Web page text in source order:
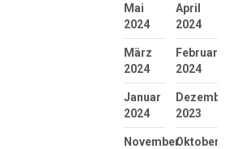
Mai
2024
April
2024
März
2024
Februar
2024
Januar
2024
2023
NovemberOktober